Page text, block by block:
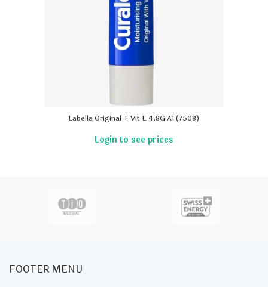
Labella Original + Vit E 4.8G A1 (7508)
FOOTER MENU